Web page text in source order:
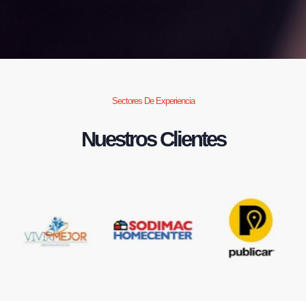
Sectores De Experiencia
Nuestros Clientes